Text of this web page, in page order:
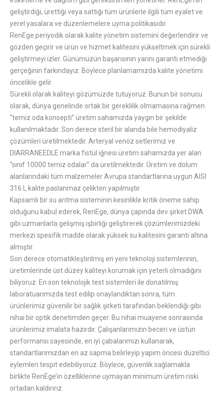
geliştirdiği, ürettiği veya sattığı tüm ürünlerle ilgili tüm eyalet ve
yerel yasalara ve düzenlemelere uyma politikasıdır.
RenEge periyodik olarak kalite yönetim sistemini değerlendirir ve
gözden geçirir ve ürün ve hizmet kalitesini yükseltmek için sürekli
geliştirmeyi izler. Günümüzün başarısının yarını garanti etmediği
gerçeğinin farkındayız. Böylece planlamamızda kalite yönetimi
öncelikle gelir.
Sürekli olarak kaliteyi gözümüzde tutuyoruz. Bunun bir sonucu
olarak, dünya genelinde ortak bir gereklilik olmamasına rağmen
“temiz oda konsepti” üretim sahamızda yaygın bir şekilde
kullanılmaktadır. Son derece steril bir alanda bile hemodiyaliz
çözümleri üretilmektedir. Arteryal venöz setlerimiz ve
DIARRANEEDLE marka fistül iğnesi üretim sahamızda yer alan
“sınıf 10000 temiz odalar” da üretilmektedir. Üretim ve dolum
alanlarındaki tüm malzemeler Avrupa standartlarına uygun AISI
316 L kalite paslanmaz çelikten yapılmıştır.
Kapsamlı bir su arıtma sisteminin kesinlikle kritik öneme sahip
olduğunu kabul ederek, RenEge, dünya çapında dev şirket DWA
gibi uzmanlarla gelişmiş işbirliği geliştirerek çözümlerimizdeki
merkezi spesifik madde olarak yüksek su kalitesini garanti altına
almıştır.
Son derece otomatikleştirilmiş en yeni teknoloji sistemlerinin,
üretimlerinde üst düzey kaliteyi korumak için yeterli olmadığını
biliyoruz. En son teknolojik test sistemleri ile donatılmış
laboratuarımızda test edilip onaylandıktan sonra, tüm
ürünlerimiz güvenilir bir sağlık şirketi tarafından beklendiği gibi
nihai bir optik denetimden geçer. Bu nihai muayene sonrasında
ürünlerimiz imalata hazırdır. Çalışanlarımızın beceri ve üstün
performansı sayesinde, en iyi çabalarımızı kullanarak,
standartlarımızdan en az sapma belirleyip yapım öncesi düzeltici
eylemleri tespit edebiliyoruz. Böylece, güvenlik sağlamakla
birlikte RenEge’in özelliklerine uymayan minimum üretim riski
ortadan kaldırırız.